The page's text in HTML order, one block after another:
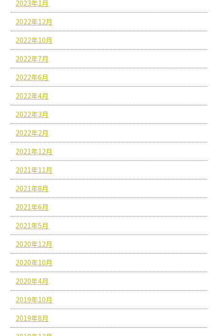
2023年1月
2022年12月
2022年10月
2022年7月
2022年6月
2022年4月
2022年3月
2022年2月
2021年12月
2021年11月
2021年8月
2021年6月
2021年5月
2020年12月
2020年10月
2020年4月
2019年10月
2019年8月